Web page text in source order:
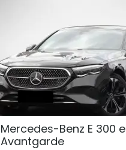
Mercedes-Benz E 300 e
Avantgarde